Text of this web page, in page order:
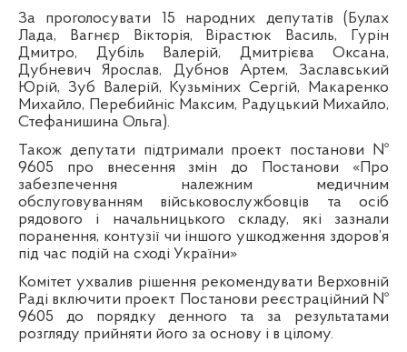
За проголосувати 15 народних депутатів (Булах
Лада, Вагнєр Вікторія, Вірастюк Василь, Гурін
Дмитро, Дубіль Валерій, Дмитрієва Оксана,
Дубневич Ярослав, Дубнов Артем, Заславський
Юрій, Зуб Валерій, Кузьміних Сергій, Макаренко
Михайло, Перебийніс Максим, Радуцький Михайло,
Стефанишина Ольга).
Також депутати підтримали проект постанови №
9605 про внесення змін до Постанови «Про
забезпечення належним медичним
обслуговуванням військовослужбовців та осіб
рядового і начальницького складу, які зазнали
поранення, контузії чи іншого ушкодження здоров’я
під час подій на сході України»
Комітет ухвалив рішення рекомендувати Верховній
Раді включити проект Постанови реєстраційний №
9605 до порядку денного та за результатами
розгляду прийняти його за основу і в цілому.